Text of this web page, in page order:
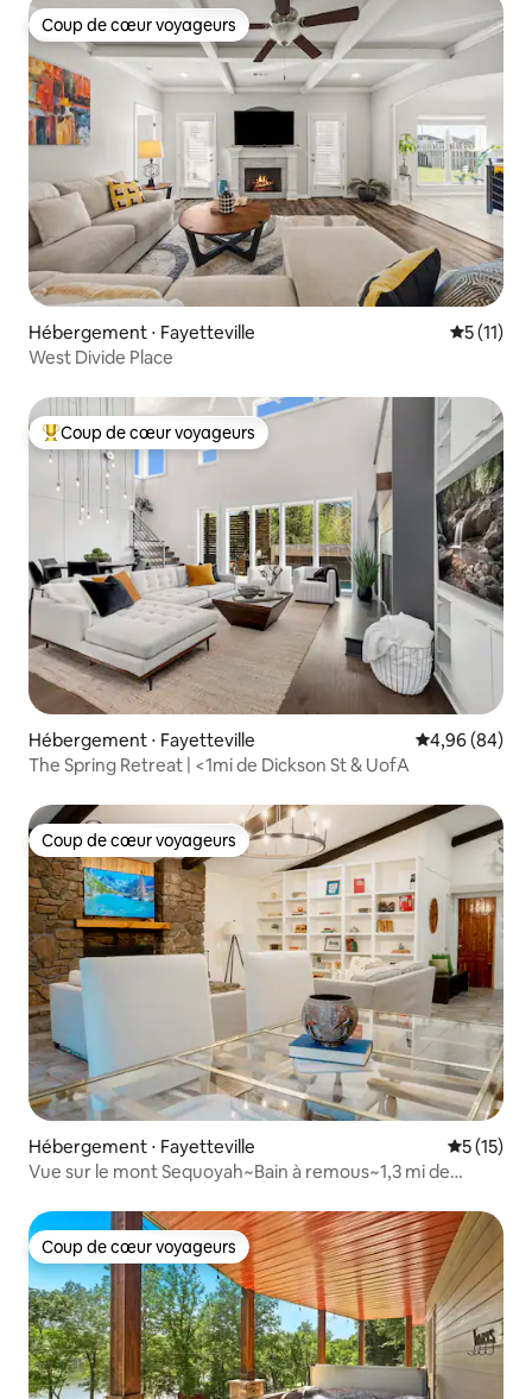
Coup de cœur voyageurs
Coup de cœur voyageurs
Hébergement ⋅ Fayetteville
5 (11)
West Divide Place
Coups de cœur voyageurs les plus appréciés
Coup de cœur voyageurs
Hébergement ⋅ Fayetteville Évaluation
4,96 (84)
The Spring Retreat | <1mi de Dickson St & UofA
Coup de cœur voyageurs
Coup de cœur voyageurs
Hébergement ⋅ Fayetteville
5 (15)
Vue sur le mont Sequoyah~Bain à remous~1,3 mi de
Coup de cœur voyageurs
Coup de cœur voyageurs